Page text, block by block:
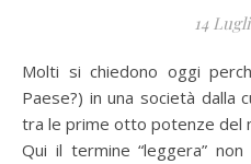
14
Molti si chiedono oggi perché (…soprattutto nel nostro
Paese?) in una società dalla
tra le prime otto potenze del
Qui il termine “leggera”